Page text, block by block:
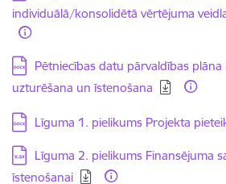
individuālā/konsolidētā vērtējuma
Lejupielādēt:
Pētniecības datu pārvaldības plāna
uzturēšana un īstenošana
Lejupielādēt:
Līguma 1. pielikums Projekta
Lejupielādēt:
Līguma 2. pielikums Finansējuma
īstenošanai